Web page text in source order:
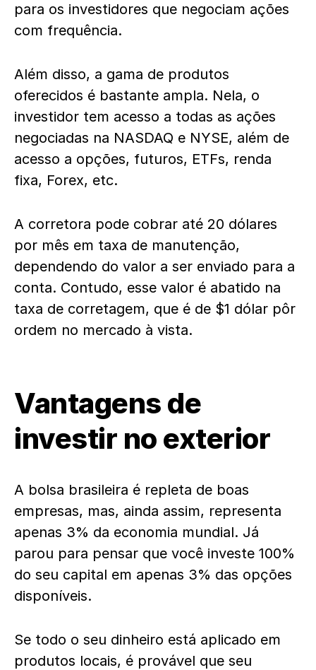
para os investidores que negociam ações
com frequência.
Além disso, a gama de produtos
oferecidos é bastante ampla. Nela, o
investidor tem acesso a todas as ações
negociadas na NASDAQ e NYSE, além de
acesso a opções, futuros, ETFs, renda
fixa, Forex, etc.
A corretora pode cobrar até 20 dólares
por mês em taxa de manutenção,
dependendo do valor a ser enviado para a
conta. Contudo, esse valor é abatido na
taxa de corretagem, que é de $1 dólar pôr
ordem no mercado à vista.
Vantagens de
investir no exterior
A bolsa brasileira é repleta de boas
empresas, mas, ainda assim, representa
apenas 3% da economia mundial. Já
parou para pensar que você investe 100%
do seu capital em apenas 3% das opções
disponíveis.
Se todo o seu dinheiro está aplicado em
produtos locais, é provável que seu